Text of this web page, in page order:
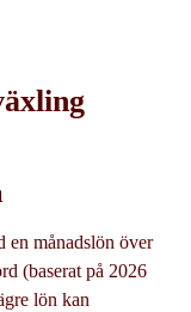
en månadslön över
(baserat på 2026
lön kan